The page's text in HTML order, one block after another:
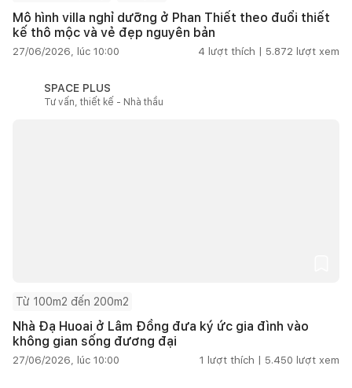
Mô hình villa nghỉ dưỡng ở Phan Thiết theo đuổi thiết
kế thô mộc và vẻ đẹp nguyên bản
27/06/2026, lúc 10:00 4 lượt thích | 5.872 lượt xem
SPACE PLUS
Tư vấn, thiết kế - Nhà thầu
Từ 100m2 đến 200m2
Nhà Đạ Huoai ở Lâm Đồng đưa ký ức gia đình vào
không gian sống đương đại
27/06/2026, lúc 10:00 1 lượt thích | 5.450 lượt xem